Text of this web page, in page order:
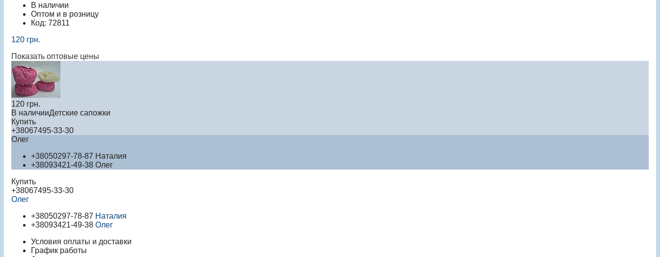
В наличии
Оптом и в розницу
Код: 72811
120 грн.
Показать оптовые цены
120 грн.
В наличииДетские сапожки
Купить
+38067495-33-30
Олег
+38050297-78-87 Наталия
+38093421-49-38 Олег
Купить
+38067495-33-30
Олег
+38050297-78-87 Наталия
+38093421-49-38 Олег
Условия оплаты и доставки
График работы